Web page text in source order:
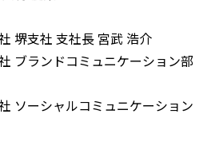
堺支社 支社長 宮武 浩介
ブランドコミュニケーション部
ソーシャルコミュニケーション